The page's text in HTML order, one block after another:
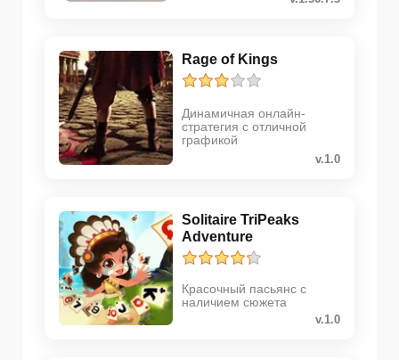
Rage of Kings
Динамичная онлайн-
стратегия с отличной
графикой
v.1.0
Solitaire TriPeaks
Adventure
Красочный пасьянс с
наличием сюжета
v.1.0